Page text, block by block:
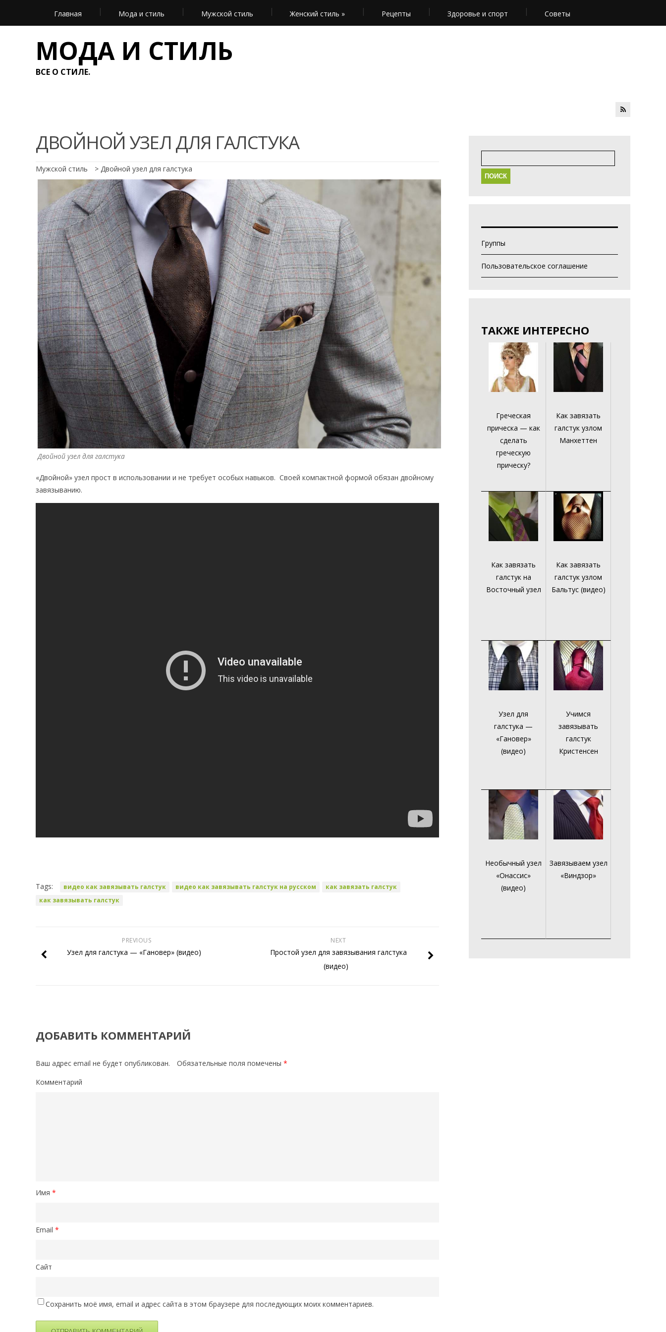
Главная Мода и стиль Мужской стиль Женский стиль » Рецепты Здоровье и спорт Советы
МОДА И СТИЛЬ
ВСЕ О СТИЛЕ.
ДВОЙНОЙ УЗЕЛ ДЛЯ ГАЛСТУКА
Мужской стиль > Двойной узел для галстука
Двойной узел для галстука
«Двойной» узел прост в использовании и не требует особых навыков. Своей компактной формой обязан двойному
завязыванию.
Tags: видео как завязывать галстук видео как завязывать галстук на русском
как завязать галстук
как завязывать галстук
NEXT
Простой узел для завязывания галстука
(видео)
PREVIOUS
Узел для галстука — «Гановер» (видео)
ДОБАВИТЬ КОММЕНТАРИЙ
Ваш адрес email не будет опубликован. Обязательные поля помечены *
Комментарий
Имя *
Email *
Сайт
Сохранить моё имя, email и адрес сайта в этом браузере для последующих моих комментариев.
Найти:
Группы
Пользовательское соглашение
ТАКЖЕ ИНТЕРЕСНО
Греческая
прическа — как
сделать
греческую
прическу?
Как завязать
галстук узлом
Манхеттен
Как завязать
галстук на
Восточный узел
Как завязать
галстук узлом
Бальтус (видео)
Узел для
галстука —
«Гановер»
(видео)
Учимся
завязывать
галстук
Кристенсен
Необычный узел
«Онассис»
(видео)
Завязываем узел
«Виндзор»